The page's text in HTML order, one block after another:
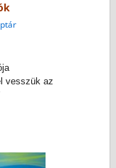
vesszük az